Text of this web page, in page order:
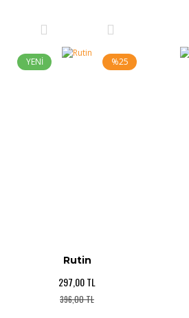
%25
YENİ
Rutin
297,00 TL
396,00 TL